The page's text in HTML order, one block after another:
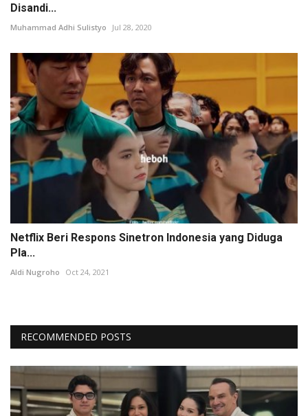
Disandi...
Muhammad Adhi Sulistyo Jul 28, 2020
Netflix Beri Respons Sinetron Indonesia yang Diduga
Pla...
Aldi Nugroho Oct 24, 2021
RECOMMENDED POSTS